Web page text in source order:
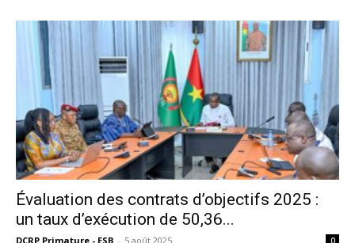
Évaluation des contrats d’objectifs 2025 :
un taux d’exécution de 50,36...
DCRP Primature - ESB - 5 août 2025